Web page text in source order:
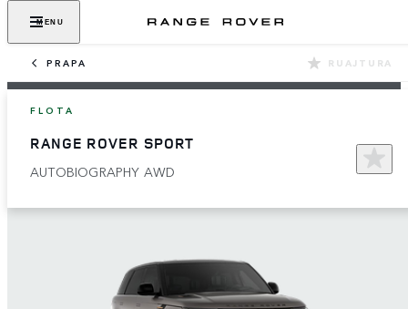
MENU
PRAPA RUAJTURA
FLOTA
RANGE ROVER SPORT
AUTOBIOGRAPHY AWD